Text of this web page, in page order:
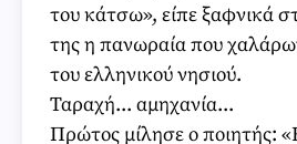
του κάτσω», είπε ξαφνικά
της η πανωραία που
του ελληνικού νησιού.
Ταραχή... αμηχανία...
Πρώτος μίλησε ο ποιητής: